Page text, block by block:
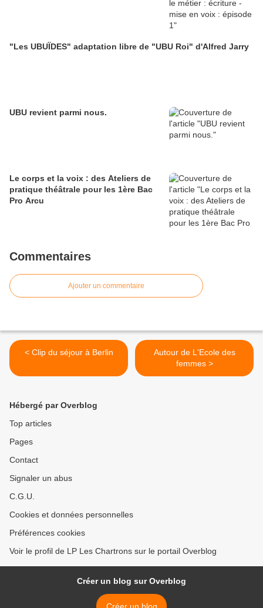
"Les UBUÏDES" adaptation libre de "UBU Roi" d'Alfred Jarry
UBU revient parmi nous.
Le corps et la voix : des Ateliers de
pratique théâtrale pour les 1ère Bac
Pro Arcu
Commentaires
Ajouter un commentaire
< Clip du séjour à Berlin
Autour de L'Ecole des
femmes >
Hébergé par Overblog
Top articles
Pages
Contact
Signaler un abus
C.G.U.
Cookies et données personnelles
Préférences cookies
Voir le profil de LP Les Chartrons sur le portail Overblog
Créer un blog sur Overblog